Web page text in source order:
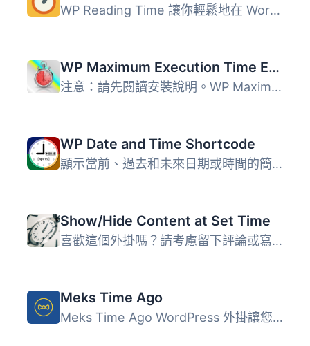
WP Reading Time 讓你輕鬆地在 WordPress 文章中加入預估閱讀...
WP Maximum Execution Time Exceeded
注意：請先閱讀安裝說明。WP Maximum Execution Time Exceed...
WP Date and Time Shortcode
顯示當前、過去和未來日期或時間的簡碼。在您的文章和頁面中...
Show/Hide Content at Set Time
喜歡這個外掛嗎？請考慮留下評論或寫下你在網站上使用它的經...
Meks Time Ago
Meks Time Ago WordPress 外掛讓您可以輕鬆將文章日期顯示改...